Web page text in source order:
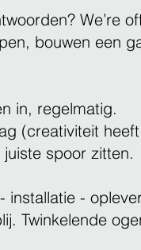
We’re
bouwen een
in, regelmatig.
(creativiteit
spoor zitten.
installatie -
Twinkelende